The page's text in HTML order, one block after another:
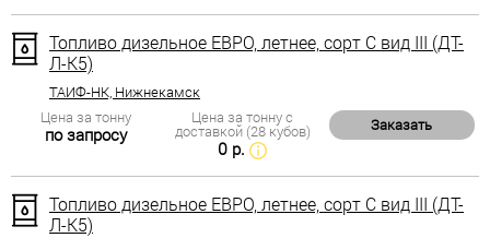
Топливо дизельное ЕВРО, летнее, сорт С вид III (ДТ-
Л-К5)
ТАИФ-НК, Нижнекамск
Цена за тонну
по запросу
Цена за тонну с
доставкой (28 кубов)
0 р.
Заказать
Топливо дизельное ЕВРО, летнее, сорт С вид III (ДТ-
Л-К5)